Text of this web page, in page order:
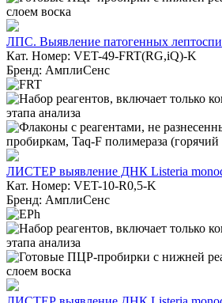
ЛПС. Выявление патогенных
Кат. Номер: VET-49-FRT(RG,iQ)-K
Бренд: АмплиСенс
ЛИСТЕР выявление ДНК Listeria
Кат. Номер: VET-10-R0,5-K
Бренд: АмплиСенс